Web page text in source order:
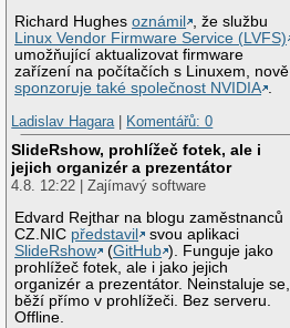
Richard Hughesoznámil
, že službu
Linux Vendor Firmware Service (LVFS)
umožňující aktualizovat firmware
zařízení na počítačích s Linuxem, nově
sponzoruje také společnost NVIDIA .
Ladislav Hagara | Komentářů: 0
SlideRshow, prohlížeč fotek, ale i
jejich organizér a prezentátor
4.8. 12:22 | Zajímavý software
Edvard Rejthar na blogu zaměstnanců
CZ.NIC představil
svou aplikaci
SlideRshow
(GitHub ). Funguje jako
prohlížeč fotek, ale i jako jejich
organizér a prezentátor. Neinstaluje se,
běží přímo v prohlížeči. Bez serveru.
Offline.